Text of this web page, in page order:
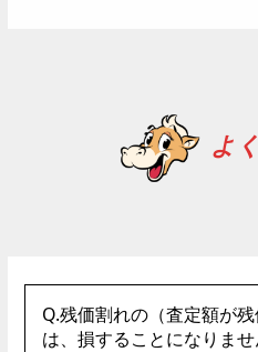
よ
Q.残価割れの（査定額が
は、損することになりませ